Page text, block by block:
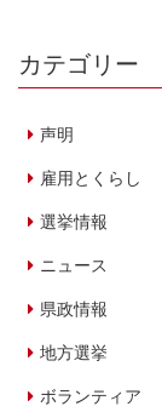
カテゴリー
声明
雇用とくらし
選挙情報
ニュース
県政情報
地方選挙
ボランティア